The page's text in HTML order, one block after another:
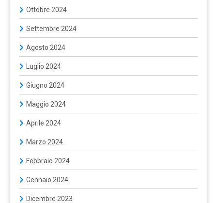
Ottobre 2024
Settembre 2024
Agosto 2024
Luglio 2024
Giugno 2024
Maggio 2024
Aprile 2024
Marzo 2024
Febbraio 2024
Gennaio 2024
Dicembre 2023